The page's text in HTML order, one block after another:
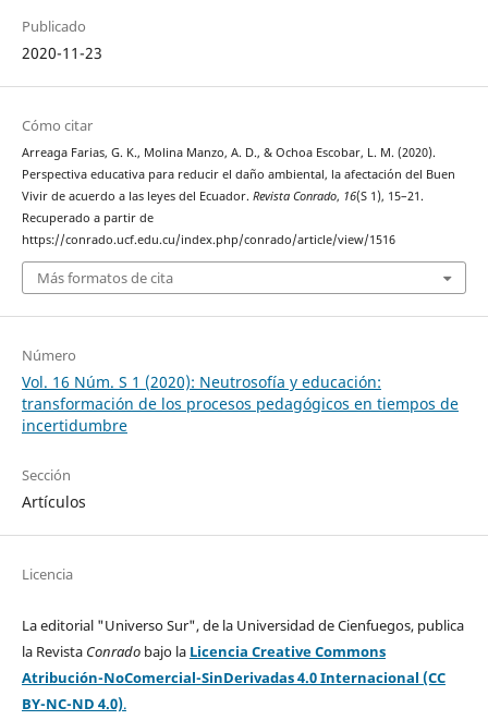
Publicado
2020-11-23
Cómo citar
Arreaga Farias, G. K., Molina Manzo, A. D., & Ochoa Escobar, L. M. (2020).
Perspectiva educativa para reducir el daño ambiental, la afectación del Buen
Vivir de acuerdo a las leyes del Ecuador. Revista Conrado, 16(S 1), 15–21.
Recuperado a partir de
https://conrado.ucf.edu.cu/index.php/conrado/article/view/1516
Más formatos de cita
Número
Vol. 16 Núm. S 1 (2020): Neutrosofía y educación:
transformación de los procesos pedagógicos en tiempos de
incertidumbre
Sección
Artículos
Licencia
La editorial "Universo Sur", de la Universidad de Cienfuegos, publica
la Revista Conradobajo la Licencia Creative Commons
Atribución-NoComercial-SinDerivadas 4.0 Internacional (CC
BY-NC-ND 4.0).